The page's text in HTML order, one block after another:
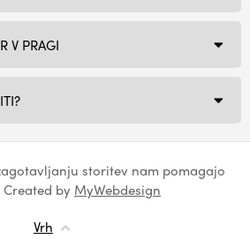
V PRAGI
storitev nam pomagajo
Created by MyWebdesign
Vrh